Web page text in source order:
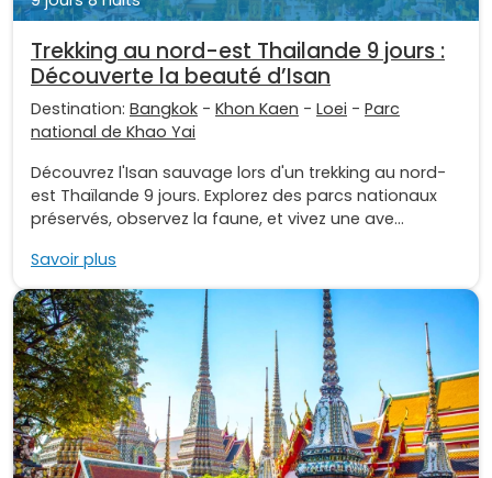
Trekking au nord-est Thailande 9 jours :
Découverte la beauté d’Isan
Destination: Bangkok - Khon Kaen - Loei - Parc
national de Khao Yai
Découvrez l'Isan sauvage lors d'un trekking au nord-
est Thaïlande 9 jours. Explorez des parcs nationaux
préservés, observez la faune, et vivez une ave...
Savoir plus